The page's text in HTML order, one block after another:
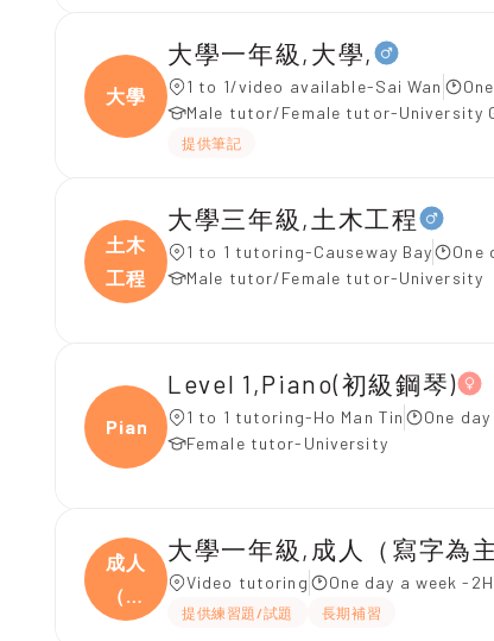
大學
大學一年級,大學,
1 to 1/video available-Sai Wan
Male tutor/Female tutor-University
提供筆記
土木
工程
大學三年級,土木工程
1 to 1 tutoring-Causeway Bay
One
Male tutor/Female tutor-University
Piano
Level 1,Piano(初級鋼琴)
1 to 1 tutoring-Ho Man Tin
One
Female tutor-University
成人
（寫
字
大學一年級,成人（寫字為主
Video tutoring One day a week -
提供練習題/試題 長期補習